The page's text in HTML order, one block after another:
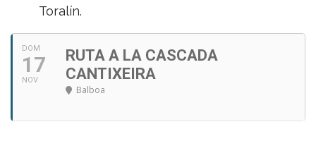
Toralín.
DOM
17
NOV
RUTA A LA CASCADA
CANTIXEIRA
Balboa